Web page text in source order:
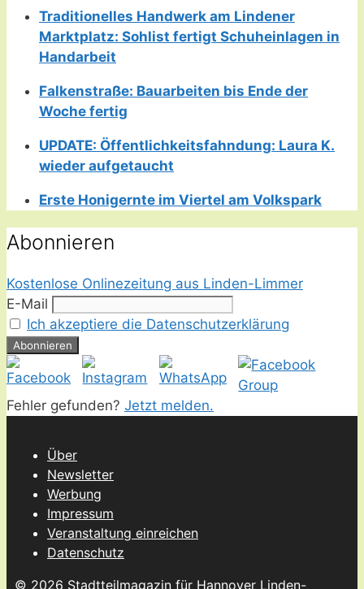
Traditionelles Handwerk am Lindener
Marktplatz: Sohlist fertigt Schuheinlagen in
Handarbeit
Falkenstraße: Bauarbeiten bis Ende der
Woche fertig
UPDATE: Öffentlichkeitsfahndung: Laura K.
wieder aufgetaucht
Erste Honigernte im Viertel am Volkspark
Abonnieren
Kostenlose Onlinezeitung aus Linden-Limmer
E-Mail
Ich akzeptiere die Datenschutzerklärung
Fehler gefunden? Jetzt melden.
Über
Newsletter
Werbung
Impressum
Veranstaltung einreichen
Datenschutz
© 2026 Stadtteilmagazin für Hannover Linden-